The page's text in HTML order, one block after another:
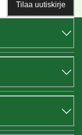
Tilaa uutiskirje